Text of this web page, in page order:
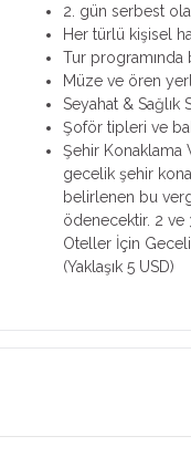
2. gün serbest
Her türlü kişisel
Tur
Müze ve ören
Seyahat & Sağlık
Şoför tipleri ve
Şehir Konaklama
gecelik şehir
belirlenen bu
ödenecektir. 2 ve
Oteller İçin
(Yaklaşık 5 USD)